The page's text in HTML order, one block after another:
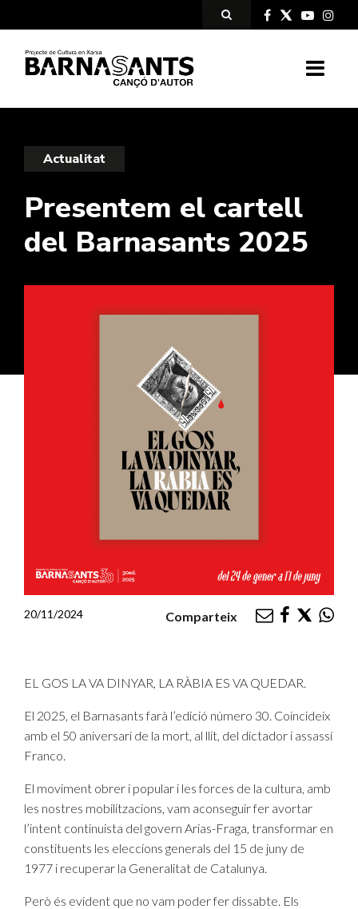
Actualitat
Presentem el cartell
del Barnasants 2025
20/11/2024 Comparteix
EL GOS LA VA DINYAR, LA RÀBIA ES VA QUEDAR.
El 2025, el Barnasants farà l’edició número 30. Coincideix
amb el 50 aniversari de la mort, al llit, del dictador i assassí
Franco.
El moviment obrer i popular i les forces de la cultura, amb
les nostres mobilitzacions, vam aconseguir fer avortar
l’intent continuista del govern Arias-Fraga, transformar en
constituents les eleccions generals del 15 de juny de
1977 i recuperar la Generalitat de Catalunya.
Però és evident que no vam poder fer dissabte. Els